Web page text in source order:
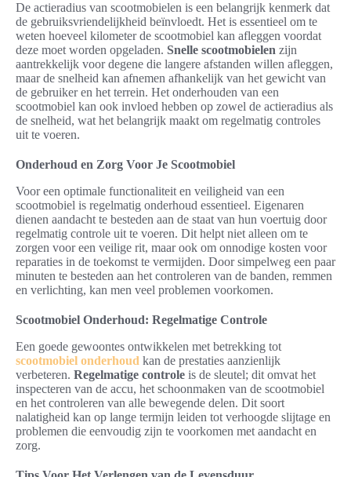
De actieradius van scootmobielen is een belangrijk kenmerk dat
de gebruiksvriendelijkheid beïnvloedt. Het is essentieel om te
weten hoeveel kilometer de scootmobiel kan afleggen voordat
deze moet worden opgeladen. Snelle scootmobielen zijn
aantrekkelijk voor degene die langere afstanden willen afleggen,
maar de snelheid kan afnemen afhankelijk van het gewicht van
de gebruiker en het terrein. Het onderhouden van een
scootmobiel kan ook invloed hebben op zowel de actieradius als
de snelheid, wat het belangrijk maakt om regelmatig controles
uit te voeren.
Onderhoud en Zorg Voor Je Scootmobiel
Voor een optimale functionaliteit en veiligheid van een
scootmobiel is regelmatig onderhoud essentieel. Eigenaren
dienen aandacht te besteden aan de staat van hun voertuig door
regelmatig controle uit te voeren. Dit helpt niet alleen om te
zorgen voor een veilige rit, maar ook om onnodige kosten voor
reparaties in de toekomst te vermijden. Door simpelweg een paar
minuten te besteden aan het controleren van de banden, remmen
en verlichting, kan men veel problemen voorkomen.
Scootmobiel Onderhoud: Regelmatige Controle
Een goede gewoontes ontwikkelen met betrekking tot
scootmobiel onderhoud kan de prestaties aanzienlijk
verbeteren. Regelmatige controle is de sleutel; dit omvat het
inspecteren van de accu, het schoonmaken van de scootmobiel
en het controleren van alle bewegende delen. Dit soort
nalatigheid kan op lange termijn leiden tot verhoogde slijtage en
problemen die eenvoudig zijn te voorkomen met aandacht en
zorg.